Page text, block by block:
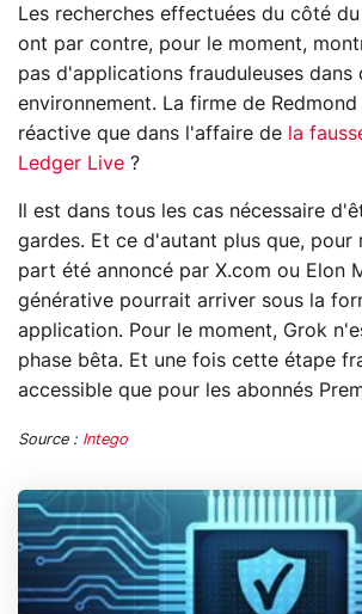
Les recherches effectuées du côté
ont par contre, pour le moment,
pas d'applications frauduleuses dans
environnement. La firme de
réactive que dans l'affaire de la
Ledger Live ?
Il est dans tous les cas nécessaire
gardes. Et ce d'autant plus que, pour
part été annoncé par X.com ou Elon
générative pourrait arriver sous la
application. Pour le moment, Grok
phase bêta. Et une fois cette étape
accessible que pour les abonnés
Source : Intego